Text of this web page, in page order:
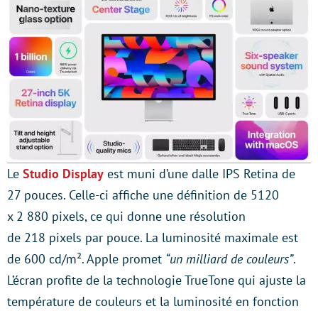
Le Studio Display est muni d’une dalle IPS Retina de
27 pouces. Celle-ci affiche une définition de 5120
x 2 880 pixels, ce qui donne une résolution
de 218 pixels par pouce. La luminosité maximale est
de 600 cd/m². Apple promet “un milliard de couleurs”.
L’écran profite de la technologie TrueTone qui ajuste la
température de couleurs et la luminosité en fonction